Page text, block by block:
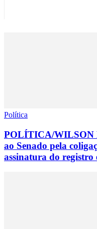
Política
POLÍTICA/WILSON
ao Senado pela
assinatura do registro